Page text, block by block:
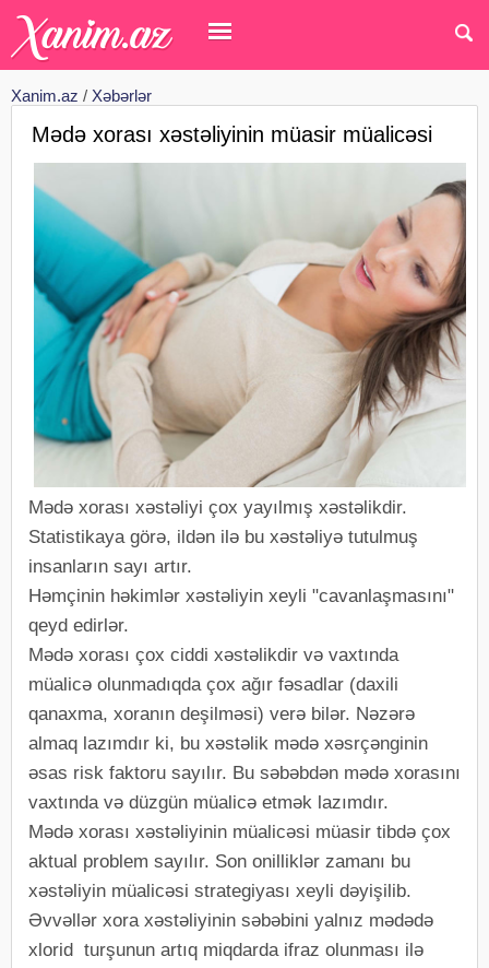
Xanim.az / Xəbərlər
Mədə xorası xəstəliyinin müasir müalicəsi
Mədə xorası xəstəliyi çox yayılmış xəstəlikdir.
Statistikaya görə, ildən ilə bu xəstəliyə tutulmuş
insanların sayı artır.
Həmçinin həkimlər xəstəliyin xeyli "cavanlaşmasını"
qeyd edirlər.
Mədə xorası çox ciddi xəstəlikdir və vaxtında
müalicə olunmadıqda çox ağır fəsadlar (daxili
qanaxma, xoranın deşilməsi) verə bilər. Nəzərə
almaq lazımdır ki, bu xəstəlik mədə xəsrçənginin
əsas risk faktoru sayılır. Bu səbəbdən mədə xorasını
vaxtında və düzgün müalicə etmək lazımdır.
Mədə xorası xəstəliyinin müalicəsi müasir tibdə çox
aktual problem sayılır. Son onilliklər zamanı bu
xəstəliyin müalicəsi strategiyası xeyli dəyişilib.
Əvvəllər xora xəstəliyinin səbəbini yalnız mədədə
xlorid turşunun artıq miqdarda ifraz olunması ilə